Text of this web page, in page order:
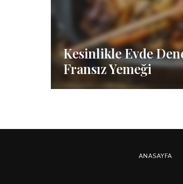
Kesinlikle Evde
Fransız Yemeği
ANASAYFA